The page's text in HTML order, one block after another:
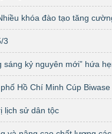
khóa đào tạo tăng
3
kỷ nguyên mới” hứa
Hồ Chí Minh Cúp Biwase
lịch sử dân tộc